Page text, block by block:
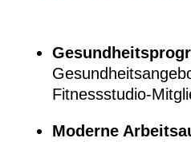
Fitnessstudio-
Moderne